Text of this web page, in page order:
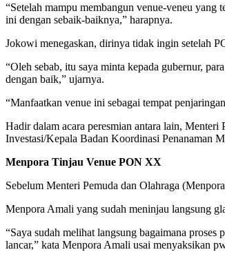
“Setelah mampu membangun venue-veneu yang
ini dengan sebaik-baiknya,” harapnya.
Jokowi menegaskan, dirinya tidak ingin setelah
“Oleh sebab, itu saya minta kepada gubernur,
dengan baik,” ujarnya.
“Manfaatkan venue ini sebagai tempat
Hadir dalam acara peresmian antara lain,
Investasi/Kepala Badan Koordinasi Penanaman
Menpora Tinjau Venue PON XX
Sebelum Menteri Pemuda dan Olahraga
Menpora Amali yang sudah meninjau langsung
“Saya sudah melihat langsung bagaimana
lancar,” kata Menpora Amali usai menyaksikan